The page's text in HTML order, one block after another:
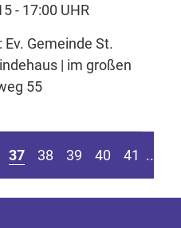
- 17:00 UHR
Gemeinde St.
| im großen
55
37 38 39 40 41 ....